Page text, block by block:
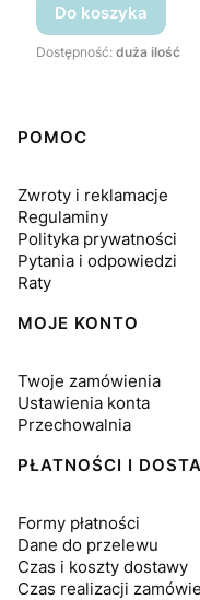
Do koszyka
Dostępność: duża ilość
Linki w stopce
POMOC
Zwroty i reklamacje
Regulaminy
Polityka prywatności
Pytania i odpowiedzi
Raty
MOJE KONTO
Twoje zamówienia
Ustawienia konta
Przechowalnia
PŁATNOŚCI I
Formy płatności
Dane do przelewu
Czas i koszty dostawy
Czas realizacji